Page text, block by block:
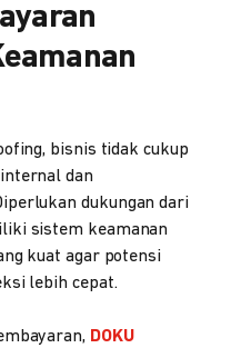
bisnis tidak cukup
dan
dukungan dari
sistem keamanan
kuat agar potensi
lebih cepat.
DOKU